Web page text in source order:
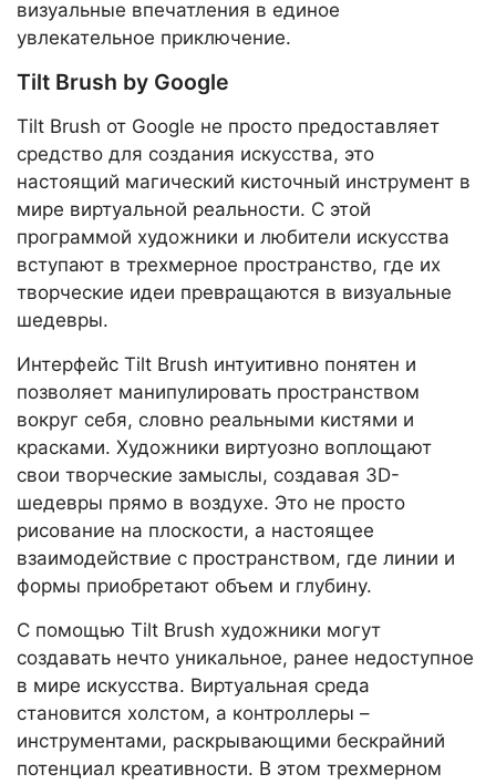
визуальные впечатления в единое
увлекательное приключение.
Tilt Brush by Google
Tilt Brush от Google не просто предоставляет
средство для создания искусства, это
настоящий магический кисточный инструмент в
мире виртуальной реальности. С этой
программой художники и любители искусства
вступают в трехмерное пространство, где их
творческие идеи превращаются в визуальные
шедевры.
Интерфейс Tilt Brush интуитивно понятен и
позволяет манипулировать пространством
вокруг себя, словно реальными кистями и
красками. Художники виртуозно воплощают
свои творческие замыслы, создавая 3D-
шедевры прямо в воздухе. Это не просто
рисование на плоскости, а настоящее
взаимодействие с пространством, где линии и
формы приобретают объем и глубину.
С помощью Tilt Brush художники могут
создавать нечто уникальное, ранее недоступное
в мире искусства. Виртуальная среда
становится холстом, а контроллеры –
инструментами, раскрывающими бескрайний
потенциал креативности. В этом трехмерном